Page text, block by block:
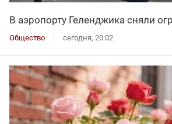
В аэропорту Геленджика сняли
Общество сегодня, 20:02